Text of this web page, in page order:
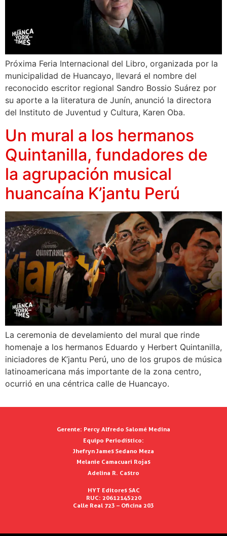
Próxima Feria Internacional del Libro, organizada por la
municipalidad de Huancayo, llevará el nombre del
reconocido escritor regional Sandro Bossio Suárez por
su aporte a la literatura de Junín, anunció la directora
del Instituto de Juventud y Cultura, Karen Oba.
Un mural a los hermanos
Quintanilla, fundadores de
la agrupación musical
huancaína K’jantu Perú
La ceremonia de develamiento del mural que rinde
homenaje a los hermanos Eduardo y Herbert Quintanilla,
iniciadores de K’jantu Perú, uno de los grupos de música
latinoamericana más importante de la zona centro,
ocurrió en una céntrica calle de Huancayo.
Gerente: Percy Alfredo Salomé Medina
Equipo Periodístico:
Jhefryn James Sedano Meza
Melanie Camacuari Rojas
Adelina R. Castro
HYT Editores SAC
RUC: 20612145220
Calle Real 723 – Oficina 203